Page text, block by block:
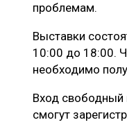
проблемам.
Выставки
10:00 до 18:00.
необходимо
Вход свободный
смогут